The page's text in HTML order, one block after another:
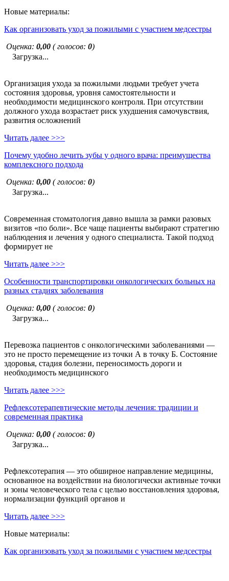
Новые материалы:
Как организовать уход за пожилыми с участием медсестры
Оценка: 0,00 ( голосов: 0)
Загрузка...
Организация ухода за пожилыми людьми требует учета
состояния здоровья, уровня самостоятельности и
необходимости медицинского контроля. При отсутствии
должного ухода возрастает риск ухудшения самочувствия,
развития осложнений
Читать далее >>>
Почему удобно лечить зубы у одного врача: преимущества
комплексного подхода
Оценка: 0,00 ( голосов: 0)
Загрузка...
Современная стоматология давно вышла за рамки разовых
визитов «по боли». Все чаще пациенты выбирают стратегию
наблюдения и лечения у одного специалиста. Такой подход
формирует не
Читать далее >>>
Особенности транспортировки онкологических больных на
разных стадиях заболевания
Оценка: 0,00 ( голосов: 0)
Загрузка...
Перевозка пациентов с онкологическими заболеваниями —
это не просто перемещение из точки А в точку Б. Состояние
здоровья, стадия болезни, переносимость дороги и
необходимость медицинского
Читать далее >>>
Рефлексотерапевтические методы лечения: традиции и
современная практика
Оценка: 0,00 ( голосов: 0)
Загрузка...
Рефлексотерапия — это обширное направление медицины,
основанное на воздействии на биологически активные точки
и зоны человеческого тела с целью восстановления здоровья,
нормализации функций органов и
Читать далее >>>
Новые материалы:
Как организовать уход за пожилыми с участием медсестры